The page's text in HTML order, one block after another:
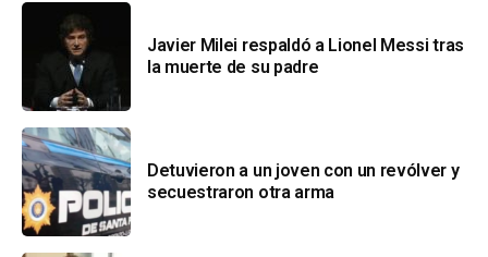
Javier Milei respaldó a Lionel Messi tras
la muerte de su padre
Detuvieron a un joven con un revólver y
secuestraron otra arma